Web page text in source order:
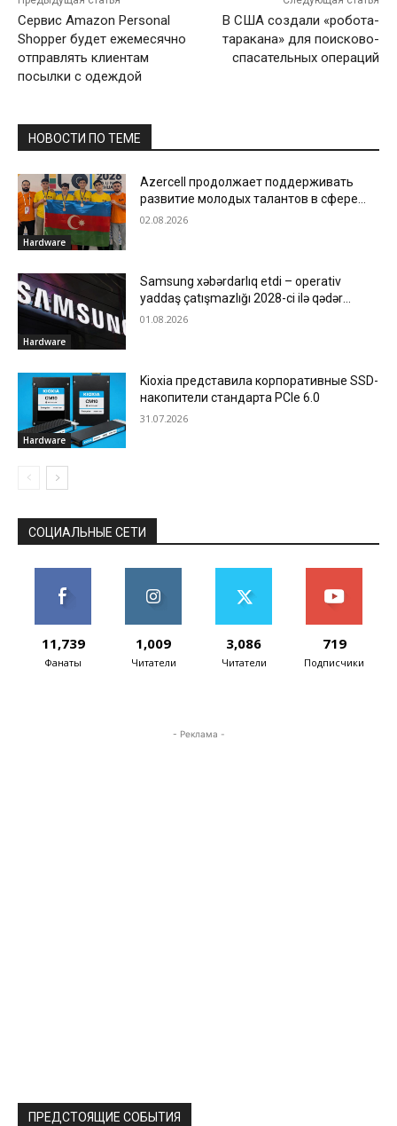
Сервис Amazon Personal
Shopper будет ежемесячно
отправлять клиентам
посылки с одеждой
В США создали «робота-
таракана» для поисково-
спасательных операций
НОВОСТИ ПО ТЕМЕ
Hardware
Azercell продолжает поддерживать
развитие молодых талантов в сфере
информатики
02.08.2026
Hardware
Samsung xəbərdarlıq etdi – operativ
yaddaş çatışmazlığı 2028-ci ilə qədər
davam edə bilər
01.08.2026
Hardware
Kioxia представила корпоративные SSD-
накопители стандарта PCIe 6.0
31.07.2026
СОЦИАЛЬНЫЕ СЕТИ
11,739
Фанаты
1,009
Читатели
3,086
Читатели
719
Подписчики
- Реклама -
ПРЕДСТОЯЩИЕ СОБЫТИЯ